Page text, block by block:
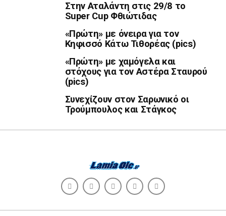
Στην Αταλάντη στις 29/8 το
Super Cup Φθιώτιδας
«Πρώτη» με όνειρα για τον
Κηφισσό Κάτω Τιθορέας (pics)
«Πρώτη» με χαμόγελα και
στόχους για τον Αστέρα Σταυρού
(pics)
Συνεχίζουν στον Σαρωνικό οι
Τρούμπουλος και Στάγκος